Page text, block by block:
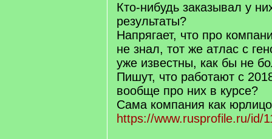
Кто-нибудь заказывал у
результаты?
Напрягает, что про
не знал, тот же атлас с
уже известны, как бы не
Пишут, что работают с
вообще про них в курсе?
Сама компания как
https://www.rusprofile.ru/id/